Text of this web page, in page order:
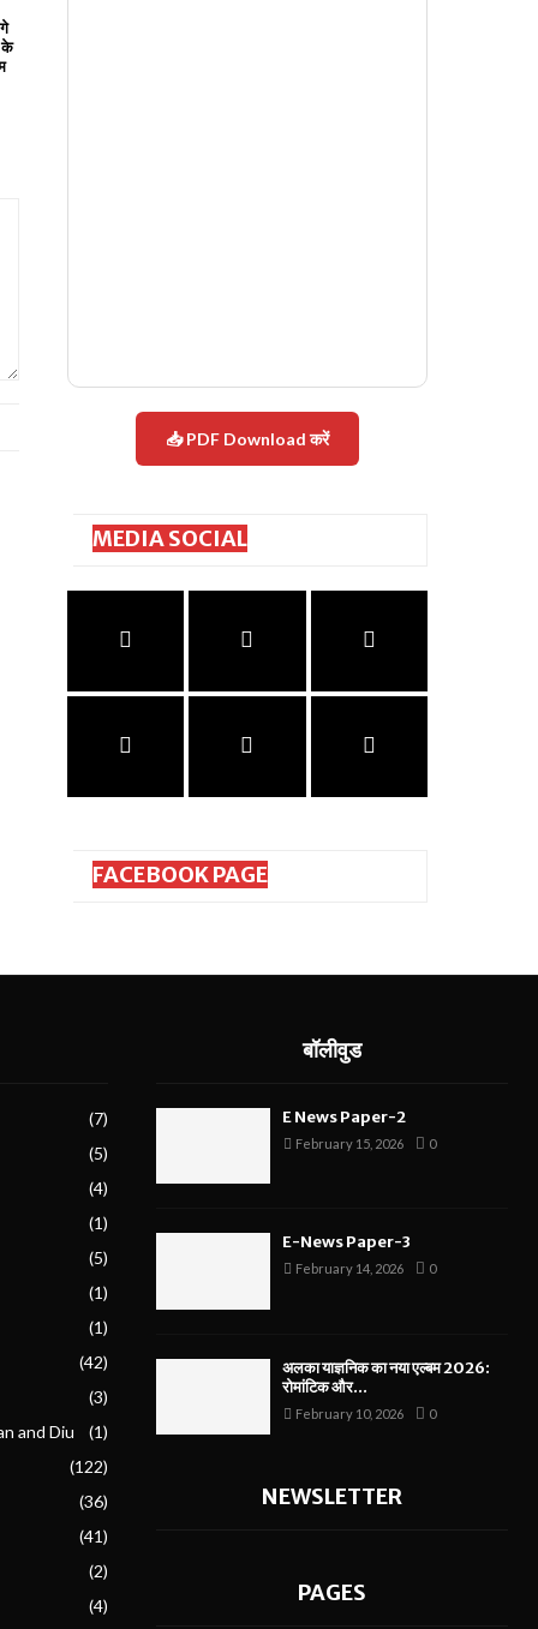
के
📥 PDF Download करें
MEDIA SOCIAL
FACEBOOK PAGE
(7)
(5)
(4)
(1)
(5)
(1)
(1)
(42)
(3)
and Diu
(1)
(122)
(36)
(41)
(2)
(4)
बॉलीवुड
E News Paper-2
February 15, 2026 0
E-News Paper-3
February 14, 2026 0
अलका याज्ञनिक का नया एल्बम 2026:
रोमांटिक और...
February 10, 2026 0
NEWSLETTER
PAGES